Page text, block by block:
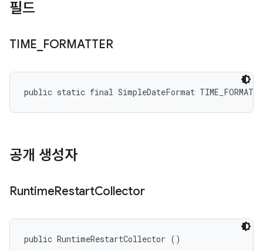
필드
TIME FORMATTER
public static final SimpleDateFormat
공개 생성자
RuntimeRestartCollector
public RuntimeRestartCollector ()